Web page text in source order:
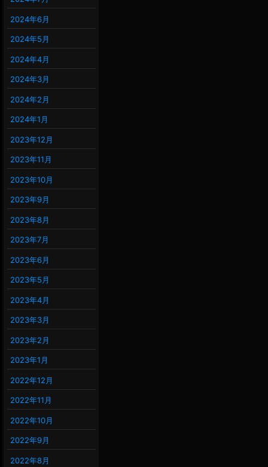
2024年6月
2024年5月
2024年4月
2024年3月
2024年2月
2024年1月
2023年12月
2023年11月
2023年10月
2023年9月
2023年8月
2023年7月
2023年6月
2023年5月
2023年4月
2023年3月
2023年2月
2023年1月
2022年12月
2022年11月
2022年10月
2022年9月
2022年8月